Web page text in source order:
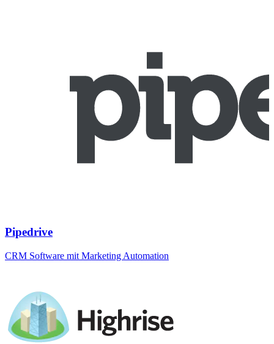
Pipedrive
CRM Software mit Marketing Automation